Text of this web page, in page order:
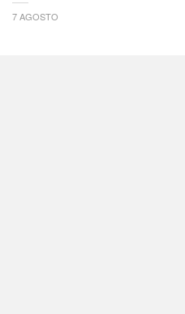
7 AGOSTO